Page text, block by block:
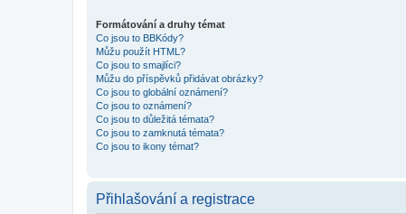
Formátování a druhy témat
Co jsou to BBKódy?
Můžu použít HTML?
Co jsou to smajlíci?
Můžu do příspěvků přidávat obrázky?
Co jsou to globální oznámení?
Co jsou to oznámení?
Co jsou to důležitá témata?
Co jsou to zamknutá témata?
Co jsou to ikony témat?
Přihlašování a registrace